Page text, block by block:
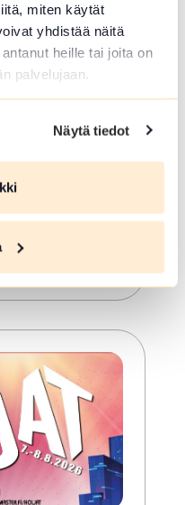
miten käytät
yhdistää näitä
heille tai joita on
palvelujaan.
Näytä tiedot
12.
vaikka jäätelölle.
ja
Hämeen